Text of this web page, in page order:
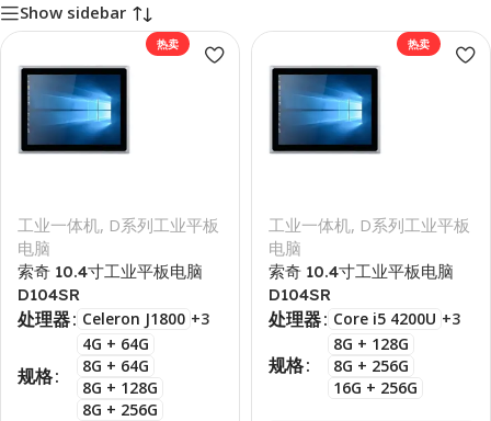
Show sidebar
热卖
工业一体机, D系列工业平板
电脑
索奇 10.4寸工业平板电脑
D104SR
处理器 Celeron J1800 +3
规格
4G + 64G
8G + 64G
8G + 128G
8G + 256G
热卖
工业一体机, D系列工业平板
电脑
索奇 10.4寸工业平板电脑
D104SR
处理器 Core i5 4200U +3
规格
8G + 128G
8G + 256G
16G + 256G